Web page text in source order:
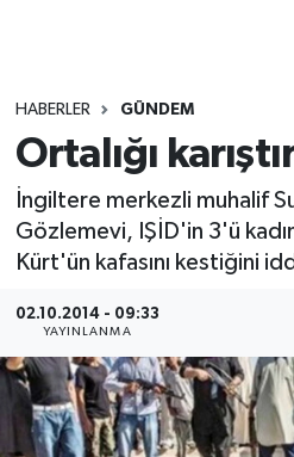
HABERLER GÜNDEM
Ortalığı
İngiltere merkezli muhalif
Gözlemevi, IŞİD'in 3'ü
Kürt'ün kafasını kestiğini
02.10.2014 - 09:33
YAYINLANMA
Gündem
Kültür
Magazin
Tüm Manşetler
Son Dakika Haberleri
Haber Arşivi